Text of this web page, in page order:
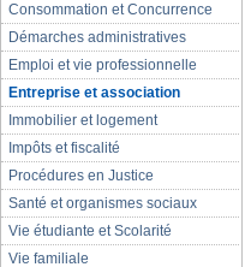
Consommation et Concurrence
Démarches administratives
Emploi et vie professionnelle
Entreprise et association
Immobilier et logement
Impôts et fiscalité
Procédures en Justice
Santé et organismes sociaux
Vie étudiante et Scolarité
Vie familiale